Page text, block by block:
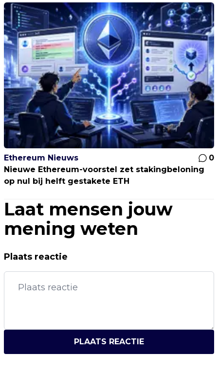
Ethereum Nieuws
0
Nieuwe Ethereum-voorstel zet stakingbeloning
op nul bij helft gestakete ETH
Laat mensen jouw
mening weten
Plaats reactie
PLAATS REACTIE